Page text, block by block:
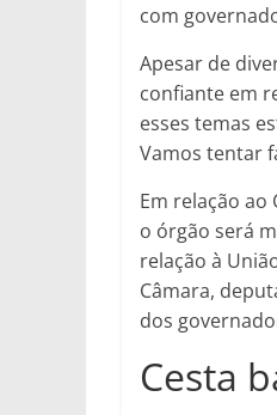
com
Apesar de
confiante em
esses temas
Vamos tentar
Em relação
o órgão será
relação à
Câmara,
dos
Cesta